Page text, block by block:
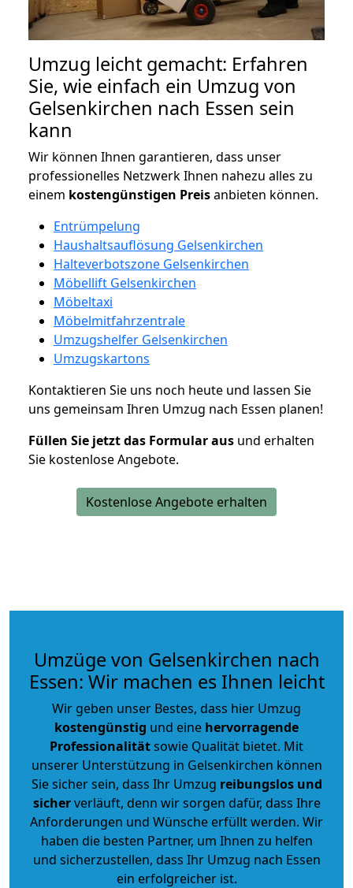
Umzug leicht gemacht: Erfahren
Sie, wie einfach ein Umzug von
Gelsenkirchen nach Essen sein
kann
Wir können Ihnen garantieren, dass unser
professionelles Netzwerk Ihnen nahezu alles zu
einem kostengünstigen Preisanbieten können.
Entrümpelung
Haushaltsauflösung Gelsenkirchen
Halteverbotszone Gelsenkirchen
Möbellift Gelsenkirchen
Möbeltaxi
Möbelmitfahrzentrale
Umzugshelfer Gelsenkirchen
Umzugskartons
Kontaktieren Sie uns noch heute und lassen Sie
uns gemeinsam Ihren Umzug nach Essen planen!
Füllen Sie jetzt das Formular aus und erhalten
Sie kostenlose Angebote.
Kostenlose Angebote erhalten
Umzüge von Gelsenkirchen nach
Essen: Wir machen es Ihnen leicht
Wir geben unser Bestes, dass hier Umzug
kostengünstig und eine hervorragende
Professionalitätsowie Qualität bietet. Mit
unserer Unterstützung in Gelsenkirchen können
Sie sicher sein, dass Ihr Umzug reibungslos und
sicherverläuft, denn wir sorgen dafür, dass Ihre
Anforderungen und Wünsche erfüllt werden. Wir
haben die besten Partner, um Ihnen zu helfen
und sicherzustellen, dass Ihr Umzug nach Essen
ein erfolgreicher ist.